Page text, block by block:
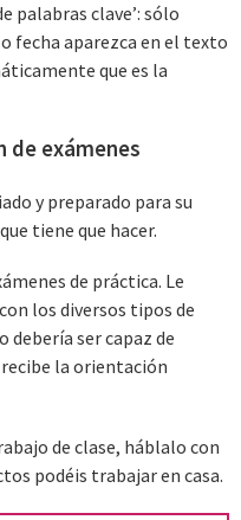
palabras clave’: sólo
fecha aparezca en el texto
que es la
de exámenes
y preparado para su
tiene que hacer.
de práctica. Le
los diversos tipos de
debería ser capaz de
la orientación
de clase, háblalo con
podéis trabajar en casa.